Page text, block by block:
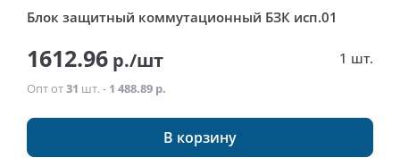
Блок защитный коммутационный БЗК исп.01
1612.96 р./шт 1 шт.
Опт от31 шт. - 1 488.89 р.
В корзину